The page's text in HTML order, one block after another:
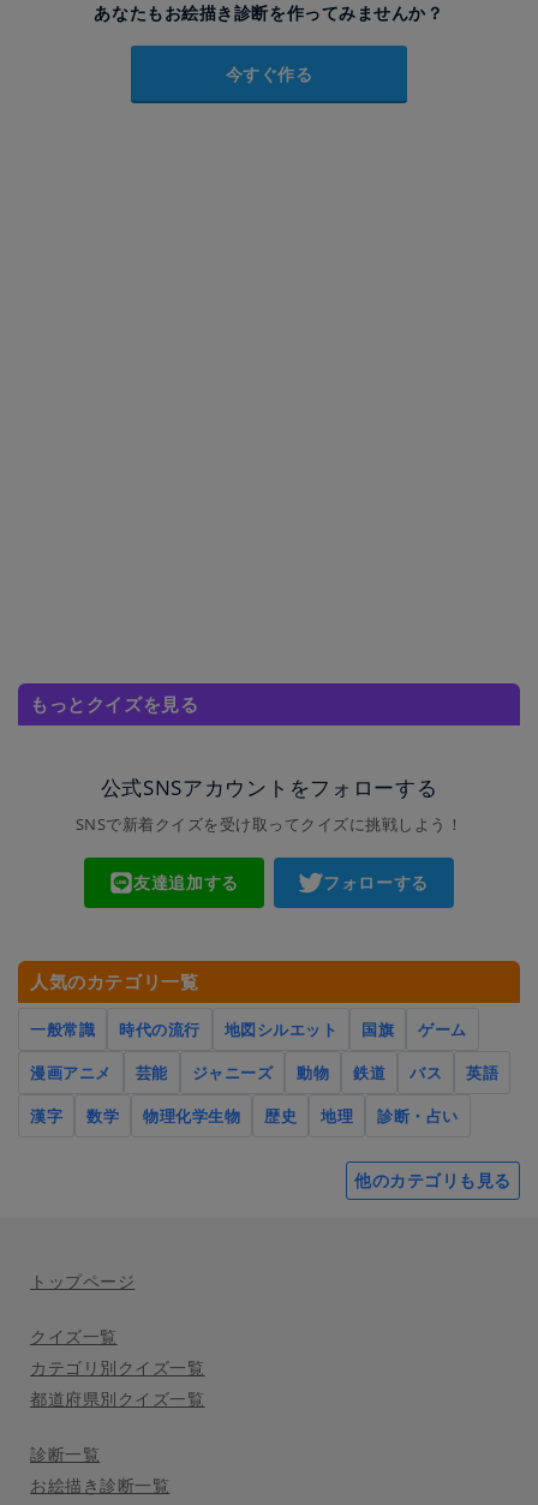
あなたもお絵描き診断を作ってみませんか？
今すぐ作る
もっとクイズを見る
公式SNSアカウントをフォローする
SNSで新着クイズを受け取ってクイズに挑戦しよう！
友達追加する フォローする
人気のカテゴリ一覧
一般常識 時代の流行 地図シルエット 国旗
ゲーム
漫画アニメ
芸能 ジャニーズ 動物 鉄道 バス
英語
漢字
数学 物理化学生物 歴史 地理 診断・占い
他のカテゴリも見る
トップページ
クイズ一覧
カテゴリ別クイズ一覧
都道府県別クイズ一覧
診断一覧
お絵描き診断一覧